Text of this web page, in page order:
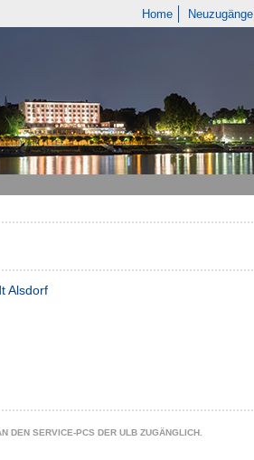
Home Neuzugänge
Alsdorf
DEN SERVICE-PCS DER ULB ZUGÄNGLICH.